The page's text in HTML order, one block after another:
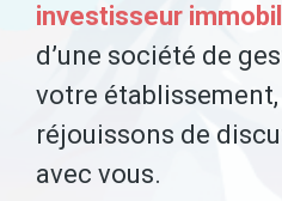
investisseur
d’une société de
votre
réjouissons de
avec vous.